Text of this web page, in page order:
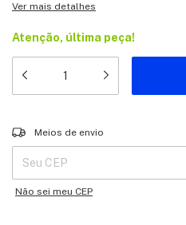
Ver mais detalhes
Atenção, última peça!
Entregas para o CEP:
Meios de envio
Não sei meu CEP